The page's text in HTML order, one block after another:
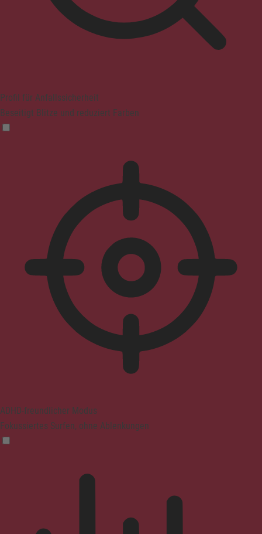
Profil für Anfallssicherheit
Beseitigt Blitze und reduziert Farben
ADHD-freundlicher Modus
Fokussiertes Surfen, ohne Ablenkungen